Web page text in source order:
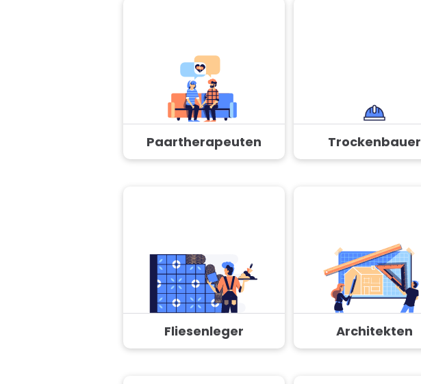
Paartherapeuten Trockenbauer
Fliesenleger Architekten